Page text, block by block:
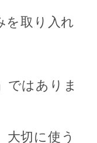
を取り入れ
ではありま
大切に使う